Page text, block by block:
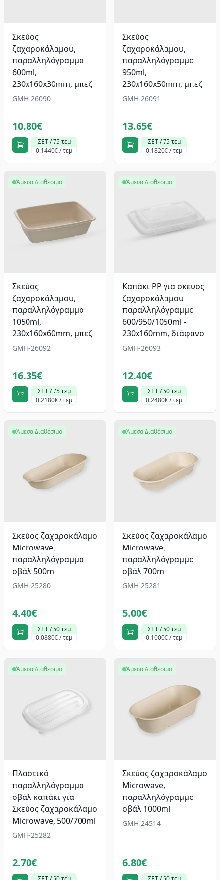
Σκεύος
ζαχαροκάλαμου,
παραλληλόγραμμο
600ml,
230x160x30mm, μπεζ
GMH-26090
10.80€
ΣΕΤ / 75 τεμ
0.1440€ / τεμ
Σκεύος
ζαχαροκάλαμου,
παραλληλόγραμμο
950ml,
230x160x50mm, μπεζ
GMH-26091
13.65€
ΣΕΤ / 75 τεμ
0.1820€ / τεμ
Σκεύος
ζαχαροκάλαμου,
παραλληλόγραμμο
1050ml,
230x160x60mm, μπεζ
GMH-26092
16.35€
ΣΕΤ / 75 τεμ
0.2180€ / τεμ
Άμεσα Διαθέσιμο
Καπάκι PP για σκεύος
ζαχαροκάλαμου
παραλληλόγραμμο
600/950/1050ml -
230x160mm, διάφανο
GMH-26093
12.40€
ΣΕΤ / 50 τεμ
0.2480€ / τεμ
Άμεσα Διαθέσιμο
Σκεύος ζαχαροκάλαμο
Microwave,
παραλληλόγραμμο
οβάλ 500ml
GMH-25280
4.40€
ΣΕΤ / 50 τεμ
0.0880€ / τεμ
Άμεσα Διαθέσιμο
Σκεύος ζαχαροκάλαμο
Microwave,
παραλληλόγραμμο
οβάλ 700ml
GMH-25281
5.00€
ΣΕΤ / 50 τεμ
0.1000€ / τεμ
Άμεσα Διαθέσιμο
Πλαστικό
παραλληλόγραμμο
οβάλ καπάκι για
Σκεύος ζαχαροκάλαμο
Microwave, 500/700ml
GMH-25282
2.70€
ΣΕΤ / 50 τεμ
Άμεσα Διαθέσιμο
Σκεύος ζαχαροκάλαμο
Microwave,
παραλληλόγραμμο
οβάλ 1000ml
GMH-24514
6.80€
ΣΕΤ / 50 τεμ
Άμεσα Διαθέσιμο